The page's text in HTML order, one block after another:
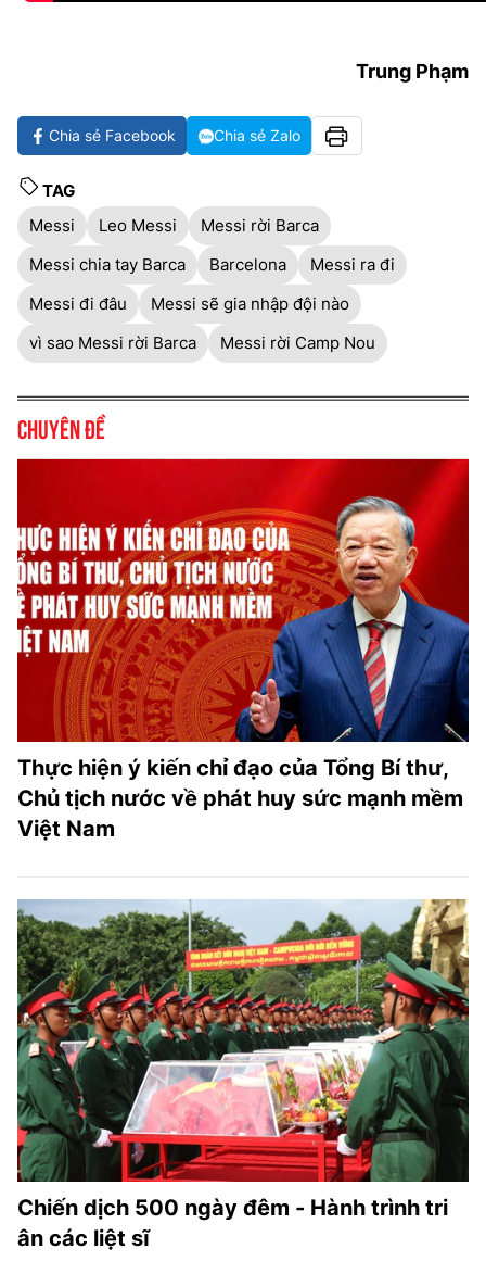
Trung Phạm
Chia sẻ Facebook Chia sẻ Zalo
TAG
Messi
Leo Messi
Messi rời Barca
Messi chia tay Barca
Barcelona
Messi ra đi
Messi đi đâu
Messi sẽ gia nhập đội nào
vì sao Messi rời Barca
Messi rời Camp Nou
Chuyên đề
Thực hiện ý kiến chỉ đạo của Tổng Bí thư,
Chủ tịch nước về phát huy sức mạnh mềm
Việt Nam
Chiến dịch 500 ngày đêm - Hành trình tri
ân các liệt sĩ